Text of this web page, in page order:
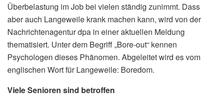
Überbelastung im Job bei vielen ständig zunimmt. Dass
aber auch Langeweile krank machen kann, wird von der
Nachrichtenagentur dpa in einer aktuellen Meldung
thematisiert. Unter dem Begriff „Bore-out“ kennen
Psychologen dieses Phänomen. Abgeleitet wird es vom
englischen Wort für Langeweile: Boredom.
Viele Senioren sind betroffen